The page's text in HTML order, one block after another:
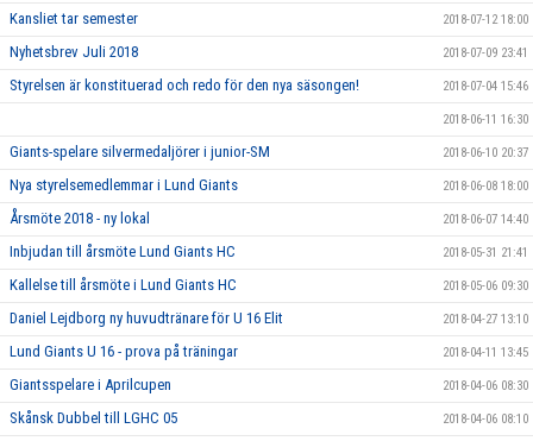
Kansliet tar semester 2018-07-12 18:00
Nyhetsbrev Juli 2018 2018-07-09 23:41
Styrelsen är konstituerad och redo för den nya säsongen! 2018-07-04 15:46
2018-06-11 16:30
Giants-spelare silvermedaljörer i junior-SM 2018-06-10 20:37
Nya styrelsemedlemmar i Lund Giants 2018-06-08 18:00
Årsmöte 2018 - ny lokal 2018-06-07 14:40
Inbjudan till årsmöte Lund Giants HC 2018-05-31 21:41
Kallelse till årsmöte i Lund Giants HC 2018-05-06 09:30
Daniel Lejdborg ny huvudtränare för U 16 Elit 2018-04-27 13:10
Lund Giants U 16 - prova på träningar 2018-04-11 13:45
Giantsspelare i Aprilcupen 2018-04-06 08:30
Skånsk Dubbel till LGHC 05 2018-04-06 08:10